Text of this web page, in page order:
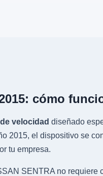
cómo
velocidad diseñado
2015, el dispositivo se
tu empresa.
SENTRA no requiere